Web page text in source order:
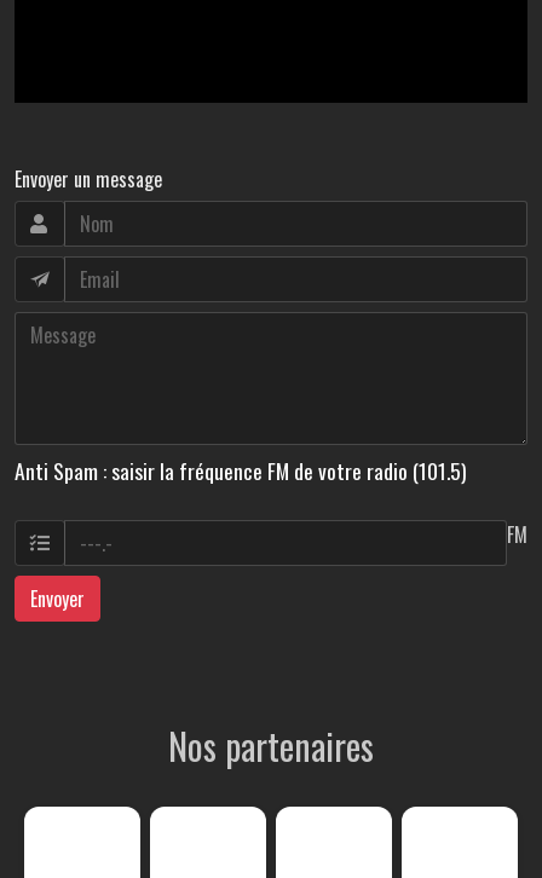
Envoyer un message
Anti Spam : saisir la fréquence FM de votre radio (101.5)
FM
Envoyer
Nos partenaires